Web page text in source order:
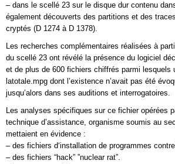
– dans le scellé 23 sur le disque dur contenu
également découverts des partitions et des
cryptés (D 1274 à D 1378).
Les recherches complémentaires réalisées à
du scellé 23 ont révélé la présence du logiciel
et de plus de 600 fichiers chiffrés parmi lesquels
latotale.mpg dont l’existence n’avait pas été
jusqu’alors dans ses auditions et interrogatoires.
Les analyses spécifiques sur ce fichier opérées
technique d’assistance, organisme soumis au
mettaient en évidence :
– des fichiers d‘installation de programmes
– des fichiers “hack” ”nuclear rat”.